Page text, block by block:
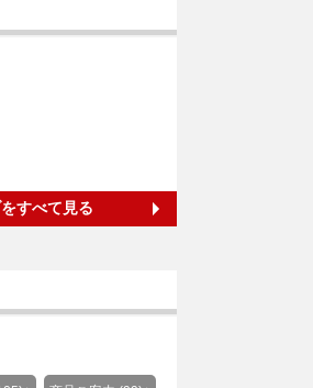
すべて見る